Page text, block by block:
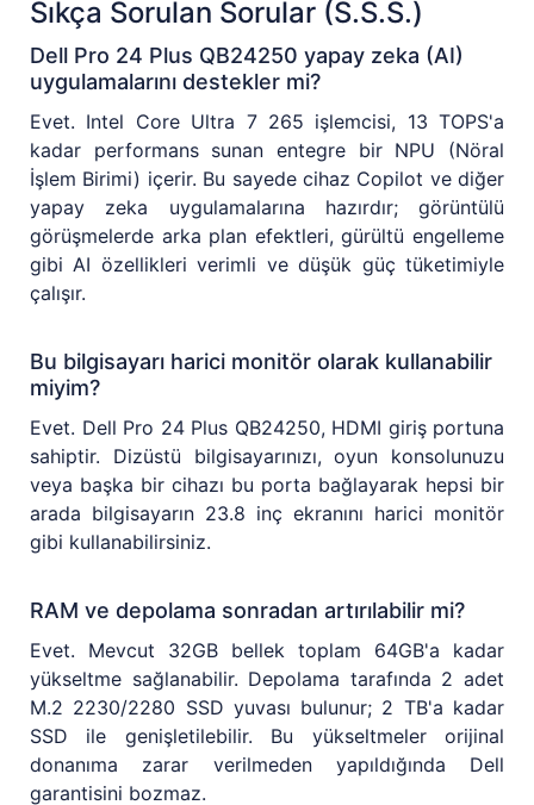
Sıkça Sorulan Sorular (S.S.S.)
Dell Pro 24 Plus QB24250 yapay zeka (AI)
uygulamalarını destekler mi?
Evet. Intel Core Ultra 7 265 işlemcisi, 13 TOPS'a
kadar performans sunan entegre bir NPU (Nöral
İşlem Birimi) içerir. Bu sayede cihaz Copilot ve diğer
yapay zeka uygulamalarına hazırdır; görüntülü
görüşmelerde arka plan efektleri, gürültü engelleme
gibi AI özellikleri verimli ve düşük güç tüketimiyle
çalışır.
Bu bilgisayarı harici monitör olarak kullanabilir
miyim?
Evet. Dell Pro 24 Plus QB24250, HDMI giriş portuna
sahiptir. Dizüstü bilgisayarınızı, oyun konsolunuzu
veya başka bir cihazı bu porta bağlayarak hepsi bir
arada bilgisayarın 23.8 inç ekranını harici monitör
gibi kullanabilirsiniz.
RAM ve depolama sonradan artırılabilir mi?
Evet. Mevcut 32GB bellek toplam 64GB'a kadar
yükseltme sağlanabilir. Depolama tarafında 2 adet
M.2 2230/2280 SSD yuvası bulunur; 2 TB'a kadar
SSD ile genişletilebilir. Bu yükseltmeler orijinal
donanıma zarar verilmeden yapıldığında Dell
garantisini bozmaz.